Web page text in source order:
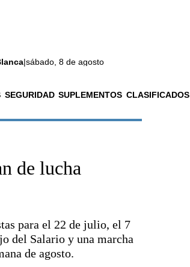
|sábado, 8 de agosto
SEGURIDAD SUPLEMENTOS CLASIFICADOS
de lucha
para el 22 de julio, el 7
del Salario y una marcha
de agosto.